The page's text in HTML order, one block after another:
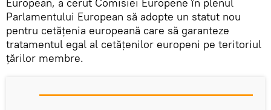
Parlamentului European să adopte un statut nou
pentru cetățenia europeană care să garanteze
tratamentul egal al cetățenilor europeni pe teritoriul
țărilor membre.